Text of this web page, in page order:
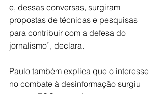
e, dessas conversas, surgiram
propostas de técnicas e pesquisas
para contribuir com a defesa do
jornalismo”, declara.
Paulo também explica que o interesse
no combate à desinformação surgiu